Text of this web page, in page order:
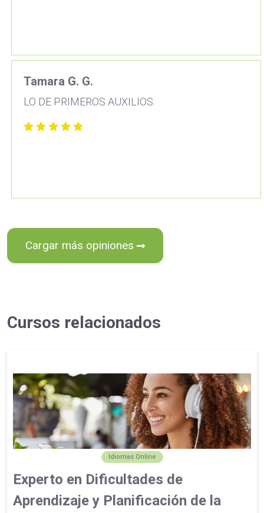
Tamara G. G.
LO DE PRIMEROS AUXILIOS.
Cargar más opiniones
Cursos relacionados
Idiomas Online
Experto en Dificultades de
Aprendizaje y Planificación de la